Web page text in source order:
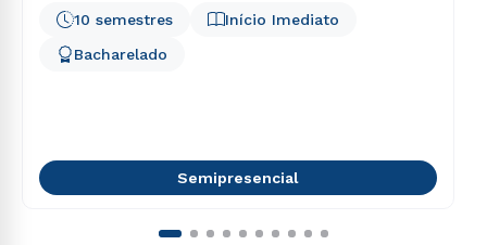
Início Imediato
10 semestres
Bacharelado
Semipresencial